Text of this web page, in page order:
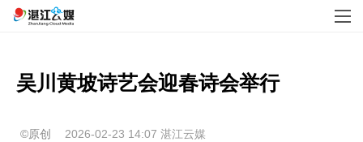
吴川黄坡诗艺会迎春诗会举行
©原创 2026-02-23 14:07 湛江云媒